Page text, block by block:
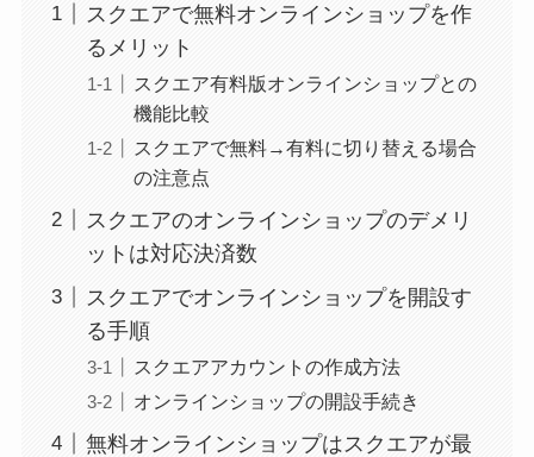
スクエアで無料オンラインショップを作
るメリット
スクエア有料版オンラインショップとの
機能比較
スクエアで無料→有料に切り替える場合
の注意点
スクエアのオンラインショップのデメリ
ットは対応決済数
スクエアでオンラインショップを開設す
る手順
スクエアアカウントの作成方法
オンラインショップの開設手続き
無料オンラインショップはスクエアが最